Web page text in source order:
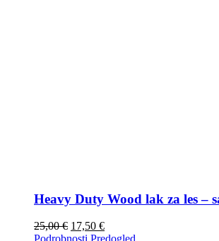
Heavy Duty Wood lak za les –
25,00€ 17,50 €